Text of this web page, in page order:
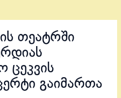
თეატრში
ცეკვის
გაიმართა